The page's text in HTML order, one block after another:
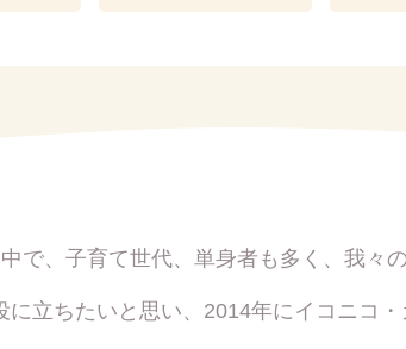
で、子育て世代、単身者も多く、我々
に立ちたいと思い、2014年にイコニコ・